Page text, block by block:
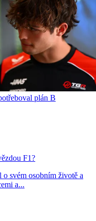
plán B
F1?
svém osobním životě a
a...